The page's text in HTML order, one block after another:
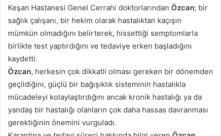
Keşan Hastanesi Genel Cerrahi doktorlarından Özcan; bir
sağlık çalışanı, bir hekim olarak hastalıktan kaçışın
mümkün olmadığını belirterek, hissettiği semptomlarla
birlikte test yaptırdığını ve tedaviye erken başladığını
kaydetti.
Özcan, herkesin çok dikkatli olması gereken bir dönemden
geçildiğini, güçlü bir bağışıklık sisteminin hastalıkla
mücadeleyi kolaylaştırdığını ancak kronik hastalığı ya da
yandaş bir hastalığı olanların çok daha hassas davranması
gerektiğinin önemini vurguladı.